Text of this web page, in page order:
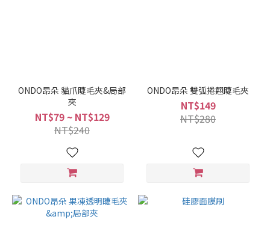
ONDO昂朵 貓爪睫毛夾&局部
夾
NT$79 ~ NT$129
NT$240
ONDO昂朵 雙弧捲翹睫毛夾
NT$149
NT$280